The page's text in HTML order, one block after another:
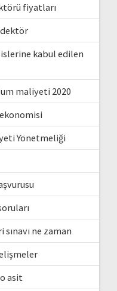
fiyatları
kabul edilen
maliyeti 2020
Yönetmeliği
ne zaman
asit